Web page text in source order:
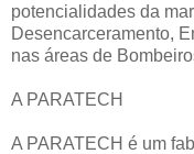
potencialidades da
Desencarceramento,
nas áreas de
A PARATECH
A PARATECH é um